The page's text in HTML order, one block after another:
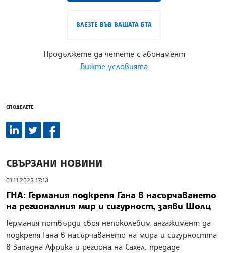
ВЛЕЗТЕ ВЪВ ВАШАТА БТА
Продължете да четете с абонамент
Вижте условията
СПОДЕЛЕТЕ
СВЪРЗАНИ НОВИНИ
01.11.2023 17:13
ГНА: Германия подкрепя Гана в насърчаването
на регионалния мир и сигурност, заяви Шолц
Германия потвърди своя непоколебим ангажимент да
подкрепя Гана в насърчаването на мира и сигурността
в Западна Африка и региона на Сахел, предаде